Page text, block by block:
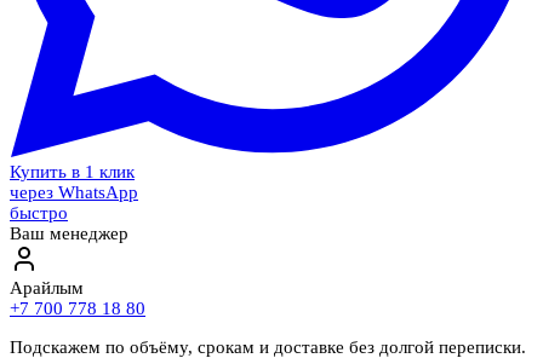
Купить в 1 клик
через WhatsApp
быстро
Ваш менеджер
Арайлым
+7 700 778 18 80
Подскажем по объёму, срокам и доставке без долгой переписки.